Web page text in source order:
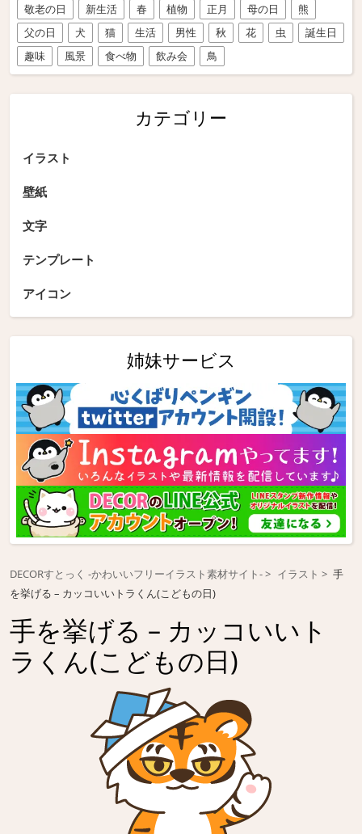
敬老の日
新生活 春 植物 正月 母の日
熊
父の日
犬 猫 生活 男性 秋 花 虫
誕生日
趣味
風景 食べ物 飲み会 鳥
カテゴリー
イラスト
壁紙
文字
テンプレート
アイコン
姉妹サービス
DECORすとっく -かわいいフリーイラスト素材サイト- イラスト
手
を挙げる – カッコいいトラくん(こどもの日)
手を挙げる – カッコいいト
ラくん(こどもの日)